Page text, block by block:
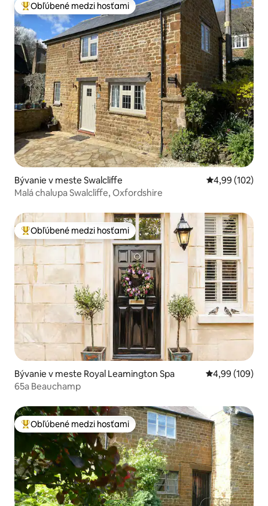
Najobľúbenejšie medzi hosťami
Obľúbené medzi hosťami
Bývanie v meste Swalcliffe Priemerné
4,99 (102)
Malá chalupa Swalcliffe, Oxfordshire
Najobľúbenejšie medzi hosťami
Obľúbené medzi hosťami
Bývanie v meste Royal Leamington Spa Priemerné
4,99 (109)
65a Beauchamp
Najobľúbenejšie medzi hosťami
Obľúbené medzi hosťami